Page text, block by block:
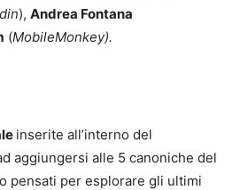
), Andrea Fontana
(MobileMonkey).
inserite all’interno del
aggiungersi alle 5 canoniche del
pensati per esplorare gli ultimi